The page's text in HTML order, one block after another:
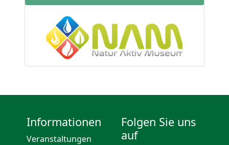
Informationen
Veranstaltungen
Folgen Sie uns
auf